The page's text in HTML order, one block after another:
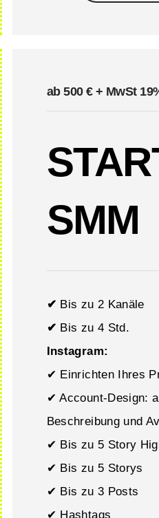
ab 500 € + MwSt
SMM
✔ Bis zu 2 Kanäle
✔ Bis zu 4 Std.
Instagram:
✔ Einrichten Ihres
✔ Account-Design:
Beschreibung und
✔ Bis zu 5 Story
✔ Bis zu 5 Storys
✔ Bis zu 3 Posts
✔ Hashtags